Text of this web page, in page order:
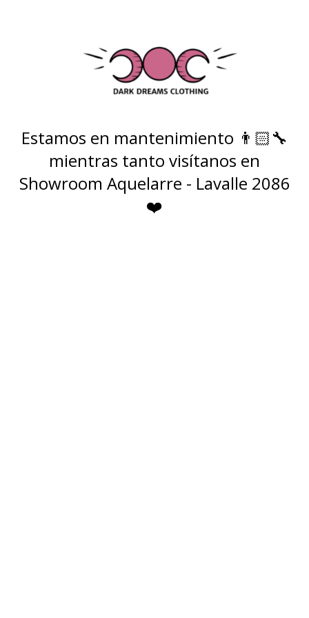
Estamos en mantenimiento 👨🏻‍🔧
mientras tanto visítanos en
Showroom Aquelarre - Lavalle 2086
❤️